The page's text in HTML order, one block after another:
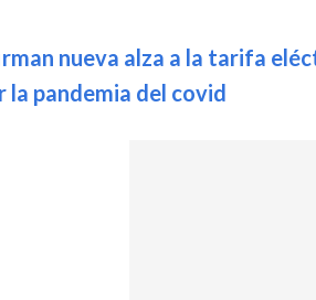
nueva alza a la tarifa
la pandemia del covid